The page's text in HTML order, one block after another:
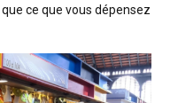
que ce que vous dépensez